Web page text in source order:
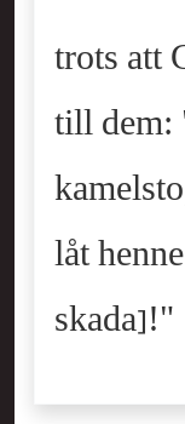
trots att
till dem:
låt
skada]!"